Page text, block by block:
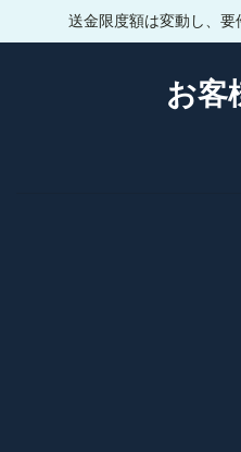
送金限度額は変動し、要
お客